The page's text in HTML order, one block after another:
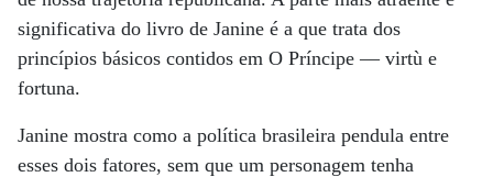
significativa do livro de Janine é a que trata dos
princípios básicos contidos em O Príncipe — virtù e
fortuna.
Janine mostra como a política brasileira pendula entre
esses dois fatores, sem que um personagem tenha